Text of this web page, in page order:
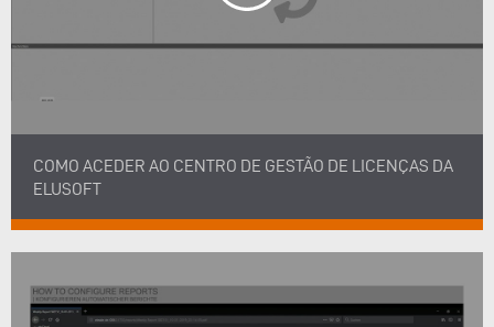
COMO ACEDER AO CENTRO DE GESTÃO DE LICENÇAS DA
ELUSOFT